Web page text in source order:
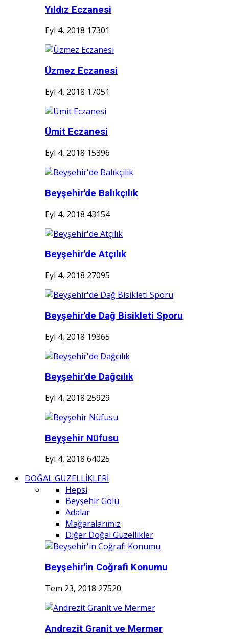
Yıldız Eczanesi
Eyl 4, 2018 17301
Üzmez Eczanesi
Eyl 4, 2018 17051
Ümit Eczanesi
Eyl 4, 2018 15396
Beyşehir'de Balıkçılık
Eyl 4, 2018 43154
Beyşehir'de Atçılık
Eyl 4, 2018 27095
Beyşehir'de Dağ Bisikleti Sporu
Eyl 4, 2018 19365
Beyşehir'de Dağcılık
Eyl 4, 2018 25929
Beyşehir Nüfusu
Eyl 4, 2018 64025
DOĞAL GÜZELLİKLERİ
Hepsi
Beyşehir Gölü
Adalar
Mağaralarımız
Diğer Doğal Güzellikler
Beyşehir'in Coğrafi Konumu
Tem 23, 2018 27520
Andrezit Granit ve Mermer